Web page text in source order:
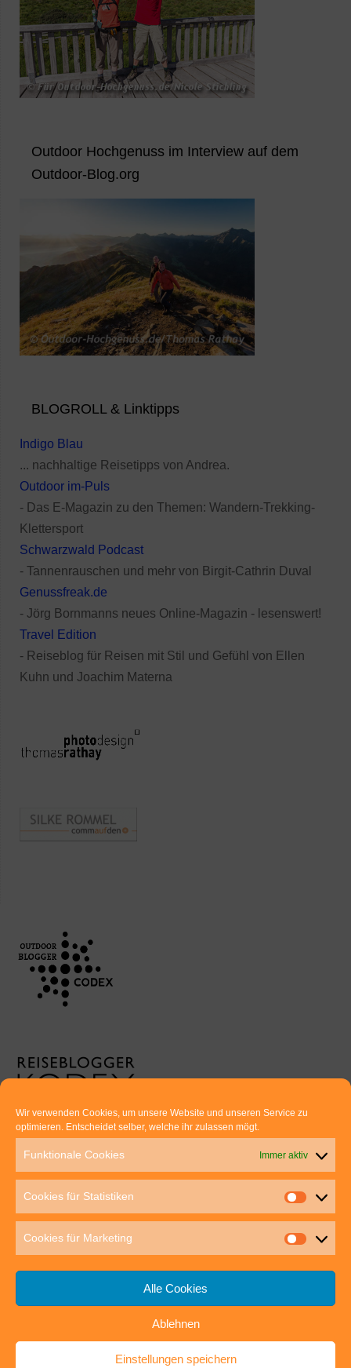
Wir verwenden Cookies, um unsere Website und unseren Service zu
optimieren. Entscheidet selber, welche ihr zulassen mögt.
Funktionale Cookies Immer aktiv
Cookies für Statistiken
Cookies für Marketing
Alle Cookies
Ablehnen
Einstellungen speichern
Outdoor Hochgenuss im Interview auf dem
Outdoor-Blog.org
BLOGROLL & Linktipps
Indigo Blau
... nachhaltige Reisetipps von Andrea.
Outdoor im-Puls
- Das E-Magazin zu den Themen: Wandern-Trekking-
Klettersport
Schwarzwald Podcast
- Tannenrauschen und mehr von Birgit-Cathrin Duval
Genussfreak.de
- Jörg Bornmanns neues Online-Magazin - lesenswert!
Travel Edition
- Reiseblog für Reisen mit Stil und Gefühl von Ellen
Kuhn und Joachim Materna
Euer direkter Draht zu uns:
Thomas Rathay und Silke Rommel
70563 Stuttgart
post@outdoor-hochgenuss.de
IMPRESSUM DATENSCHUTZ